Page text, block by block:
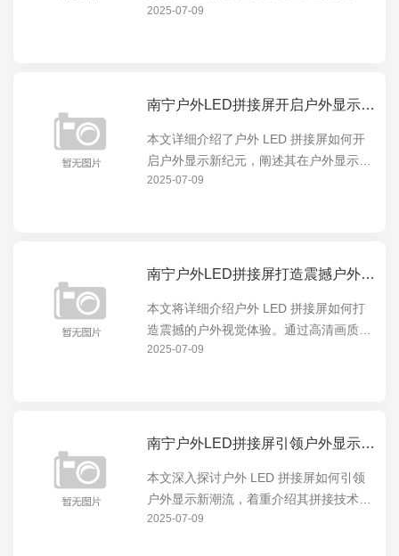
示动态内容、营造氛围等方面的卓越表
2025-07-09
南宁户外LED拼接屏开启户外显示新纪元
本文详细介绍了户外 LED 拼接屏如何开
启户外显示新纪元，阐述其在户外显示领
域的独特优势和创新应用，包括高清画
2025-07-09
南宁户外LED拼接屏打造震撼户外视觉体验
本文将详细介绍户外 LED 拼接屏如何打
造震撼的户外视觉体验。通过高清画质、
超大尺寸和灵活拼接等特点，为户外场景
2025-07-09
南宁户外LED拼接屏引领户外显示新潮流
本文深入探讨户外 LED 拼接屏如何引领
户外显示新潮流，着重介绍其拼接技术的
优势与创新，展现其在户外显示领域的卓
2025-07-09